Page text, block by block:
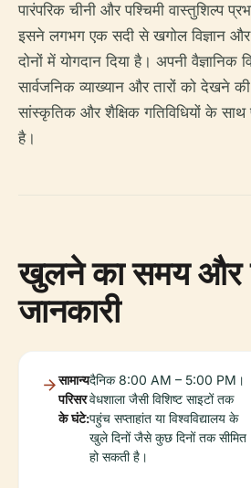
पारंपरिक चीनी और पश्चिमी वास्तुशिल्प
इसने लगभग एक सदी से खगोल विज्ञान और
दोनों में योगदान दिया है। अपनी वैज्ञानिक
सार्वजनिक व्याख्यान और तारों को देखने
सांस्कृतिक और शैक्षिक गतिविधियों के साथ
है।
खुलने का समय और
जानकारी
सामान्य
परिसर
के घंटे:
दैनिक 8:00 AM – 5:00 PM।
वेधशाला जैसी विशिष्ट साइटों तक
पहुंच सप्ताहांत या विश्वविद्यालय के
खुले दिनों जैसे कुछ दिनों तक सीमित
हो सकती है।